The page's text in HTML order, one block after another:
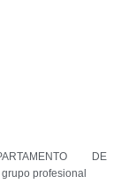
DE
profesional